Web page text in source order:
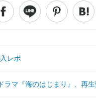
レポ
ラマ『海のはじまり』、再